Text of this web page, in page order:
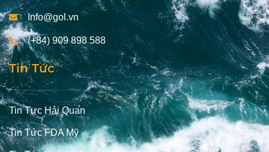
Info@gol.vn
(+84) 909 898 588
Tin Tức
Tin Tưc Hải Quan
Tin Tức FDA Mỹ